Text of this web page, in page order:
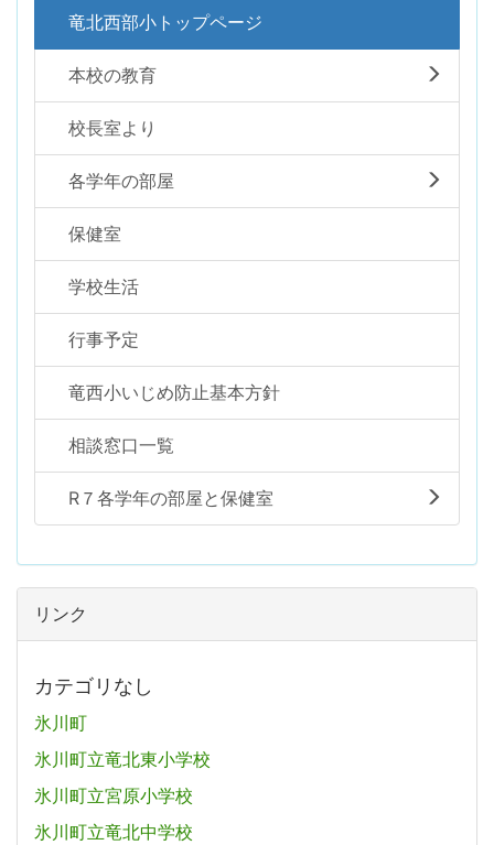
竜北西部小トップページ
本校の教育
校長室より
各学年の部屋
保健室
学校生活
行事予定
竜西小いじめ防止基本方針
相談窓口一覧
R７各学年の部屋と保健室
リンク
カテゴリなし
氷川町
氷川町立竜北東小学校
氷川町立宮原小学校
氷川町立竜北中学校